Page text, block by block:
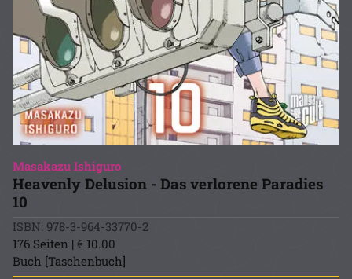
Masakazu Ishiguro
Heavenly Delusion - Das verlorene Paradies
10
ISBN: 978-3-964-33770-2
176 Seiten | € 10.00
Buch [Taschenbuch]